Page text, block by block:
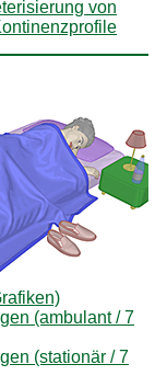
von
(ambulant / 7
(stationär / 7